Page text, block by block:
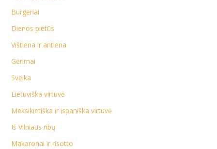
Burgeriai
Dienos pietūs
Vištiena ir antiena
Gėrimai
Sveika
Lietuviška virtuvė
Meksikietiška ir ispaniška virtuvė
Iš Vilniaus ribų
Makaronai ir risotto